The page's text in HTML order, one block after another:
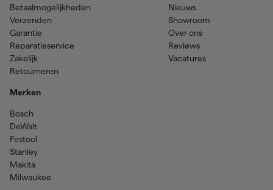
Betaalmogelijkheden
Verzenden
Garantie
Reparatieservice
Zakelijk
Retourneren
Merken
Bosch
DeWalt
Festool
Stanley
Makita
Milwaukee
Nieuws
Showroom
Over ons
Reviews
Vacatures